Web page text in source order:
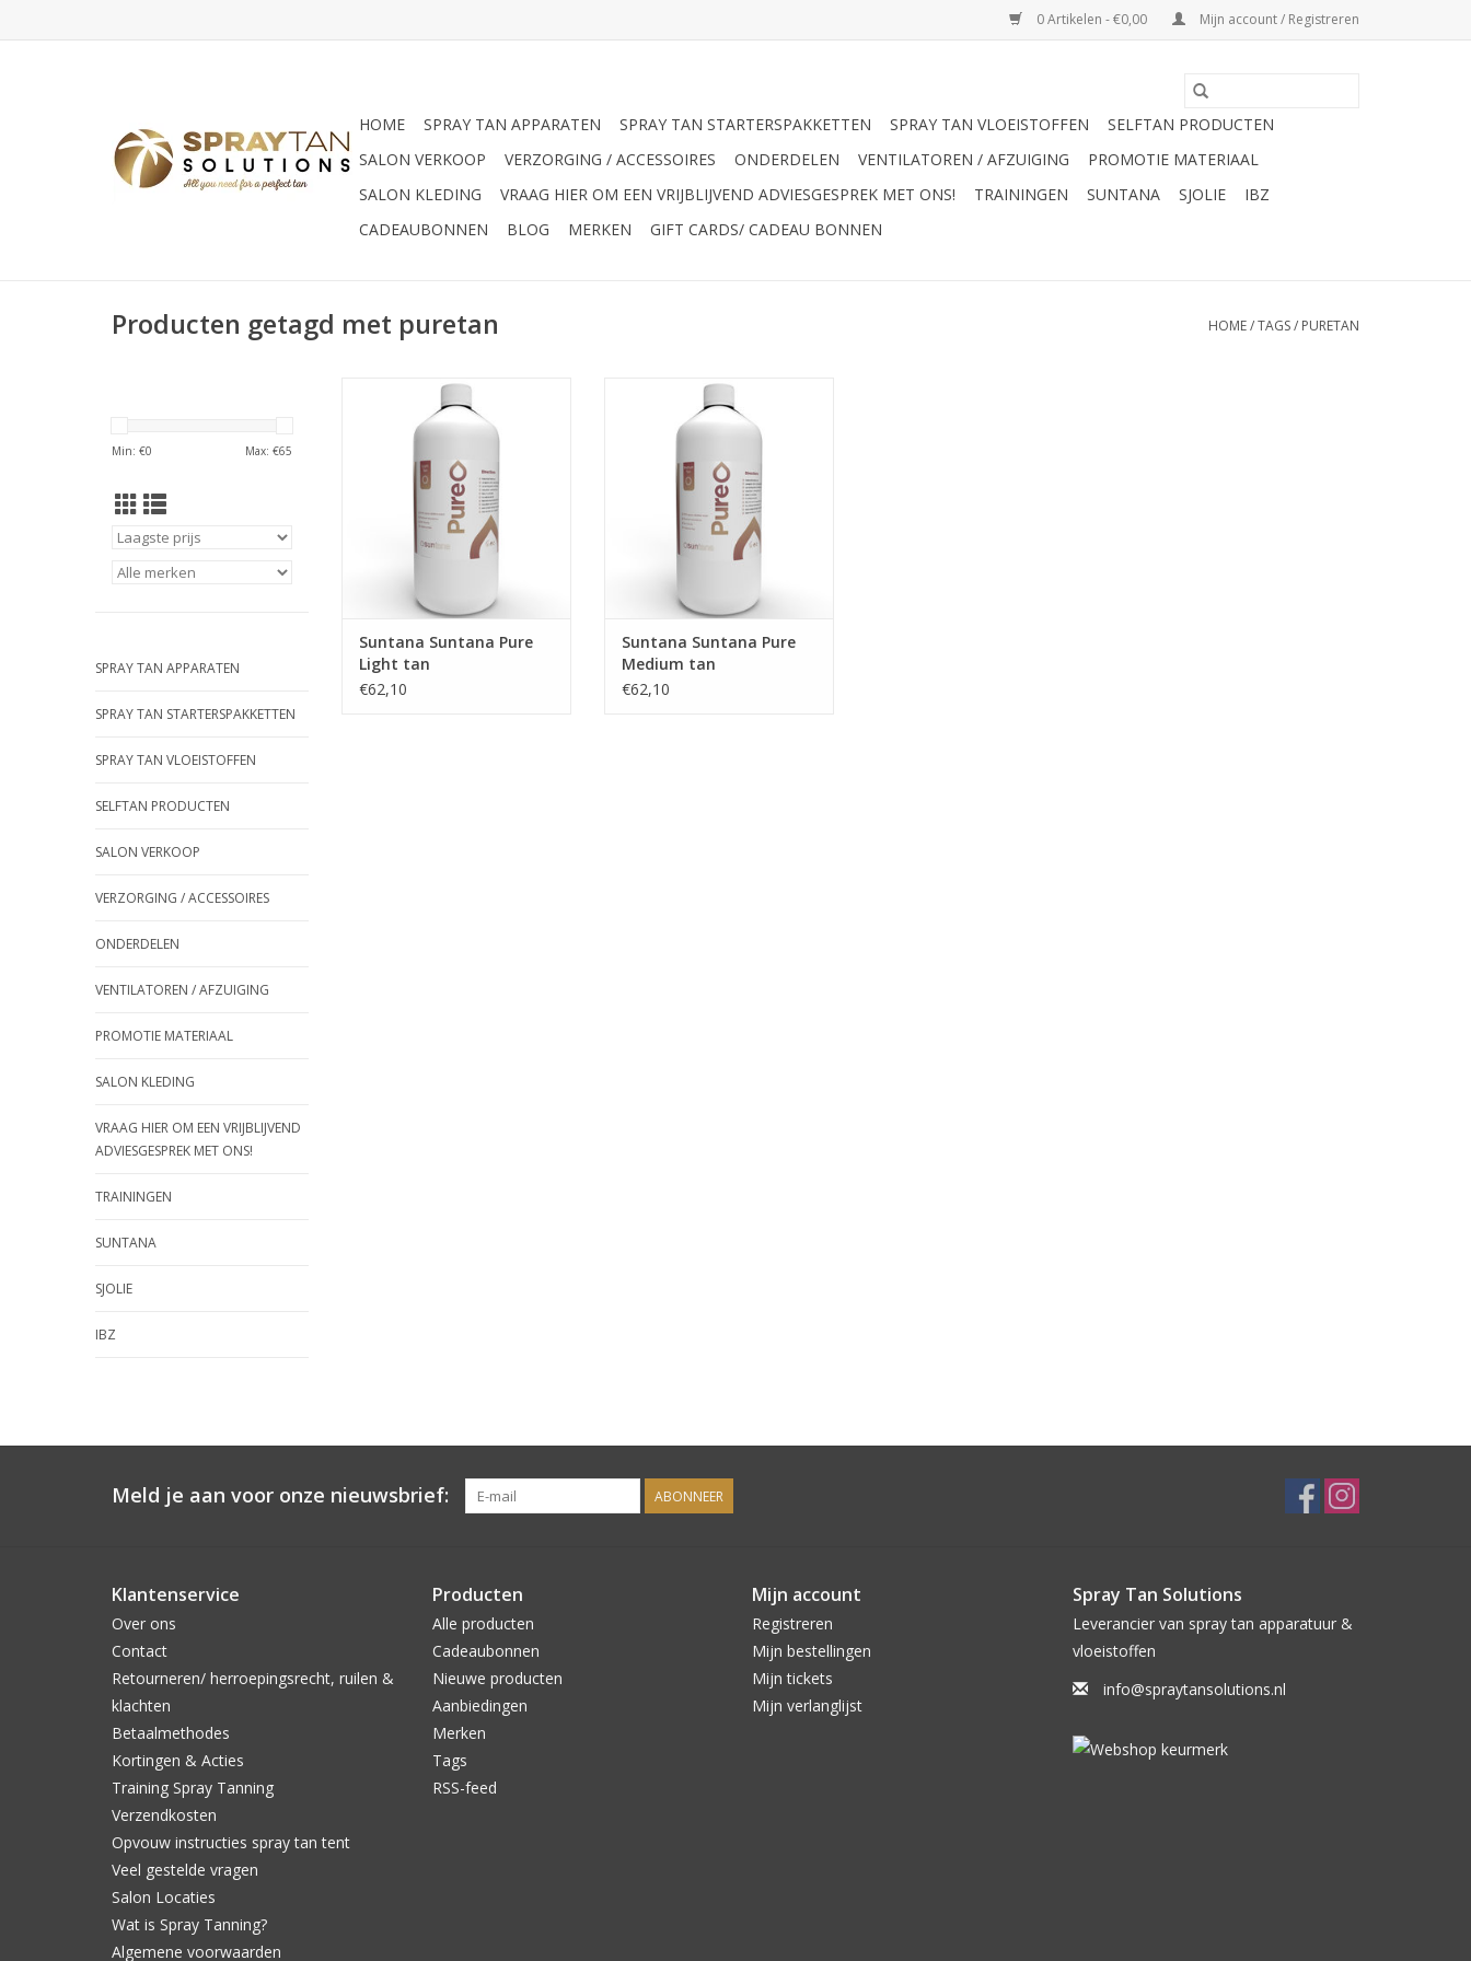
0 Artikelen - €0,00 Mijn account / Registreren
HOME SPRAY TAN APPARATEN SPRAY TAN STARTERSPAKKETTEN SPRAY TAN VLOEISTOFFEN
SELFTAN PRODUCTEN
SALON VERKOOP
VERZORGING / ACCESSOIRES ONDERDELEN VENTILATOREN / AFZUIGING
PROMOTIE MATERIAAL
SALON KLEDING
VRAAG HIER OM EEN VRIJBLIJVEND ADVIESGESPREK MET ONS! TRAININGEN SUNTANA SJOLIE
IBZ
CADEAUBONNEN
BLOG MERKEN GIFT CARDS/ CADEAU BONNEN
Producten getagd met puretan HOME/TAGS/ PURETAN
Min: €0 Max: €65
SPRAY TAN APPARATEN
SPRAY TAN STARTERSPAKKETTEN
SPRAY TAN VLOEISTOFFEN
SELFTAN PRODUCTEN
SALON VERKOOP
VERZORGING / ACCESSOIRES
ONDERDELEN
VENTILATOREN / AFZUIGING
PROMOTIE MATERIAAL
SALON KLEDING
VRAAG HIER OM EEN VRIJBLIJVEND
ADVIESGESPREK MET ONS!
TRAININGEN
SUNTANA
SJOLIE
IBZ
Dit type spraytan vloeistof
Suntana 'Pure' is voor diegene
die op zoek zijn naar een Spray
toegevoegde parfum en een
gevoeligheid hebben in de huid
of gevoelig zijn voor parfum.
Huidvriendelijk voor ieder
TOEVOEGEN AAN WINKELWAGEN
Suntana Suntana Pure
Light tan
€62,10
Suntana Suntana Pure Medium
tan
TOEVOEGEN AAN WINKELWAGEN
Suntana Suntana Pure
Medium tan
€62,10
Meld je aan voor onze nieuwsbrief: ABONNEER
Klantenservice
Over ons
Contact
Retourneren/ herroepingsrecht, ruilen &
klachten
Betaalmethodes
Kortingen & Acties
Training Spray Tanning
Verzendkosten
Opvouw instructies spray tan tent
Veel gestelde vragen
Salon Locaties
Wat is Spray Tanning?
Algemene voorwaarden
Producten
Alle producten
Cadeaubonnen
Nieuwe producten
Aanbiedingen
Merken
Tags
RSS-feed
Mijn account
Registreren
Mijn bestellingen
Mijn tickets
Mijn verlanglijst
Spray Tan Solutions
Leverancier van spray tan apparatuur &
vloeistoffen
info@spraytansolutions.nl